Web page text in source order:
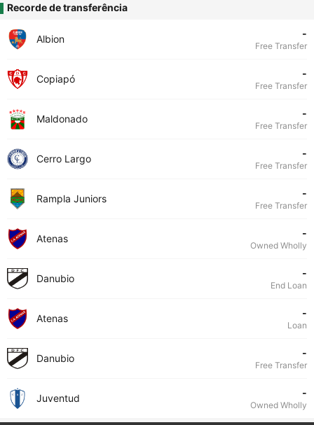
Recorde de transferência
Albion -
Free Transfer
Copiapó -
Free Transfer
Maldonado -
Free Transfer
Cerro Largo -
Free Transfer
Rampla Juniors -
Free Transfer
Atenas -
Owned Wholly
Danubio -
End Loan
Atenas -
Loan
Danubio -
Free Transfer
Juventud -
Owned Wholly